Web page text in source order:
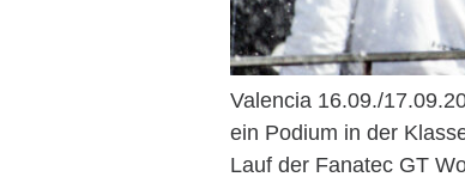
Valencia 16.09./
ein Podium in der
Lauf der Fanatec GT